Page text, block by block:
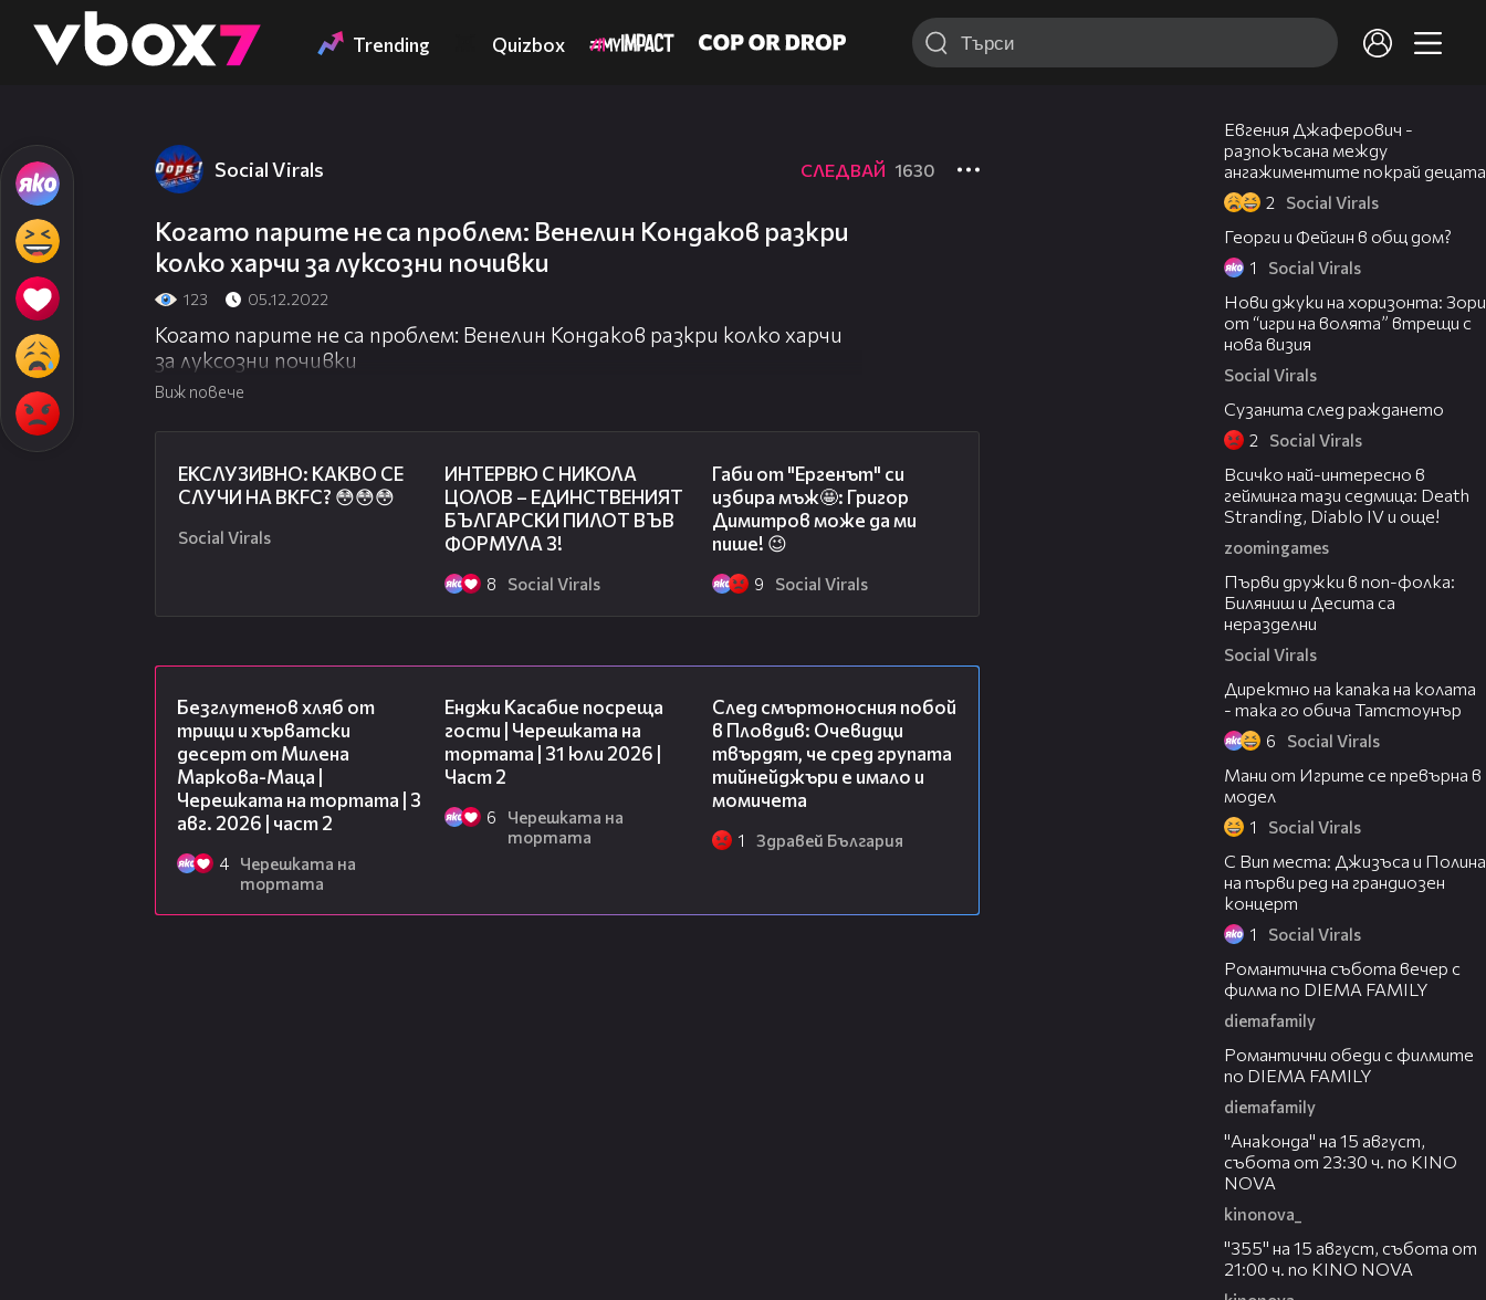
👾 Trending Quizbox
Social Virals СЛЕДВАЙ 1630
Когато парите не са проблем: Венелин Кондаков разкри
колко харчи за луксозни почивки
123 05.12.2022
Когато парите не са проблем: Венелин Кондаков разкри колко харчи
за луксозни почивки
Виж повече
ЕКСЛУЗИВНО: КАКВО СЕ
СЛУЧИ НА BKFC? 😳😳😳
Social Virals
ИНТЕРВЮ С НИКОЛА
ЦОЛОВ – ЕДИНСТВЕНИЯТ
БЪЛГАРСКИ ПИЛОТ ВЪВ
ФОРМУЛА 3!
8 Social Virals
Габи от "Ергенът" си
избира мъж🤩: Григор
Димитров може да ми
пише! 😉
9 Social Virals
Безглутенов хляб от
трици и хърватски
десерт от Милена
Маркова-Маца |
Черешката на тортата | 3
авг. 2026 | част 2
4
Черешката на
тортата
Енджи Касабие посреща
гости | Черешката на
тортата | 31 юли 2026 |
Част 2
6
Черешката на
тортата
След смъртоносния побой
в Пловдив: Очевидци
твърдят, че сред групата
тийнейджъри е имало и
момичета
1 Здравей България
Евгения Джаферович -
разпокъсана между
ангажиментите покрай децата
2 Social Virals
Георги и Фейгин в общ дом?
1 Social Virals
Нови джуки на хоризонта: Зори
от “игри на волята” втрещи с
нова визия
Social Virals
Сузанита след раждането
2 Social Virals
Всичко най-интересно в
гейминга тази седмица: Death
Stranding, Diablo IV и още!
zoomingames
Първи дружки в поп-фолка:
Биляниш и Десита са
неразделни
Social Virals
Директно на капака на колата
- така го обича Татстоунър
6 Social Virals
Мани от Игрите се превърна в
модел
1 Social Virals
С Вип места: Джизъса и Полина
на първи ред на грандиозен
концерт
1 Social Virals
Романтичнa събота вечер с
филма по DIEMA FAMILY
diemafamily
Романтични обеди с филмите
по DIEMA FAMILY
diemafamily
"Анаконда" на 15 август,
събота от 23:30 ч. по KINO
NOVA
kinonova_
"355" на 15 август, събота от
21:00 ч. по KINO NOVA